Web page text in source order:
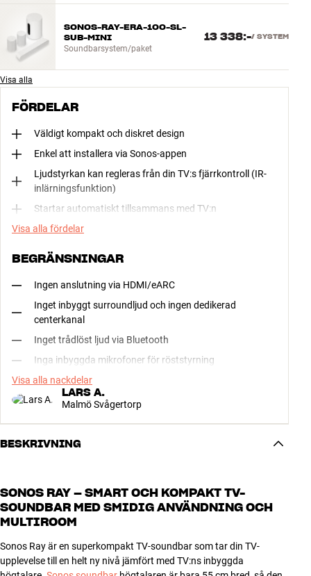
SONOS-RAY-ERA-100-SL-
SUB-MINI
Soundbarsystem/paket
13 338:-/ SYSTEM
Visa alla
FÖRDELAR
Väldigt kompakt och diskret design
Enkel att installera via Sonos-appen
Ljudstyrkan kan regleras från din TV:s fjärrkontroll (IR-
inlärningsfunktion)
Startar automatiskt tillsammans med TV:n
Visa alla fördelar
BEGRÄNSNINGAR
Ingen anslutning via HDMI/eARC
Inget inbyggt surroundljud och ingen dedikerad
centerkanal
Inget trådlöst ljud via Bluetooth
Inga inbyggda mikrofoner för röststyrning
Visa alla nackdelar
LARS A.
Malmö Svågertorp
BESKRIVNING
SONOS RAY – SMART OCH KOMPAKT TV-
SOUNDBAR MED SMIDIG ANVÄNDNING OCH
MULTIROOM
Sonos Ray är en superkompakt TV-soundbar som tar din TV-
upplevelse till en helt ny nivå jämfört med TV:ns inbyggda